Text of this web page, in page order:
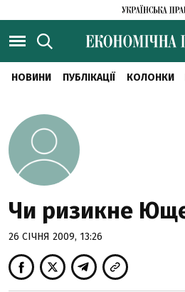
НОВИНИ ПУБЛІКАЦІЇ КОЛОНКИ
Чи ризикне
26 СІЧНЯ 2009, 13:26